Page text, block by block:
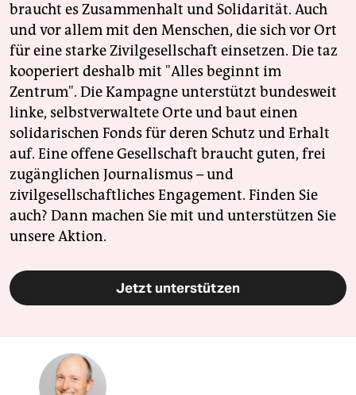
braucht es Zusammenhalt und Solidarität. Auch
und vor allem mit den Menschen, die sich vor Ort
für eine starke Zivilgesellschaft einsetzen. Die taz
kooperiert deshalb mit "Alles beginnt im
Zentrum". Die Kampagne unterstützt bundesweit
linke, selbstverwaltete Orte und baut einen
solidarischen Fonds für deren Schutz und Erhalt
auf. Eine offene Gesellschaft braucht guten, frei
zugänglichen Journalismus – und
zivilgesellschaftliches Engagement. Finden Sie
auch? Dann machen Sie mit und unterstützen Sie
unsere Aktion.
Jetzt unterstützen